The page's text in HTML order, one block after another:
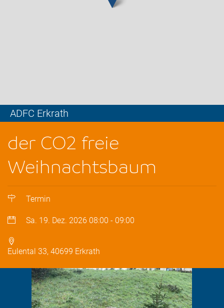
ADFC Erkrath
der CO2 freie
Weihnachtsbaum
Termin
Sa. 19. Dez. 2026 08:00 - 09:00
Eulental 33, 40699 Erkrath